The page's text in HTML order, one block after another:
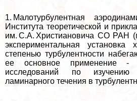
1. Малотурбулентная
Института теоретической и
им. С.А. Христиановича СО РАН
экспериментальная установка
степенью турбулентности
ее основное применение -
исследований по изучению
ламинарного течения в